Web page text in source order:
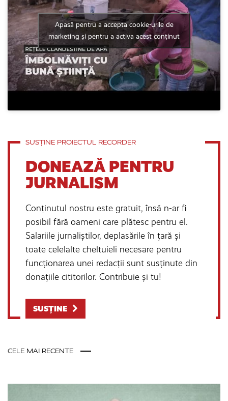
Apasă pentru a accepta cookie-urile de
marketing și pentru a activa acest conținut
SUSȚINE PROIECTUL RECORDER
DONEAZĂ PENTRU
JURNALISM
Conținutul nostru este gratuit, însă n-ar fi
posibil fără oameni care plătesc pentru el.
Salariile jurnaliștilor, deplasările în țară și
toate celelalte cheltuieli necesare pentru
funcționarea unei redacții sunt susținute din
donațiile cititorilor. Contribuie și tu!
SUSȚINE
CELE MAI RECENTE